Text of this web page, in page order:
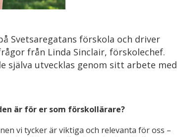
Svetsaregatans förskola och driver
från Linda Sinclair, förskolechef.
själva utvecklas genom sitt arbete med
är för er som förskollärare?
vi tycker är viktiga och relevanta för oss –